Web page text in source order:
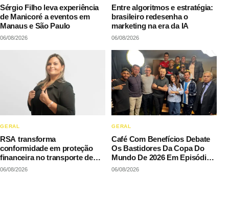
Sérgio Filho leva experiência
de Manicoré a eventos em
Manaus e São Paulo
06/08/2026
Entre algoritmos e estratégia:
brasileiro redesenha o
marketing na era da IA
06/08/2026
GERAL
RSA transforma
conformidade em proteção
financeira no transporte de
cargas
06/08/2026
GERAL
Café Com Benefícios Debate
Os Bastidores Da Copa Do
Mundo De 2026 Em Episódio
Especial Com Grandes Nomes
06/08/2026